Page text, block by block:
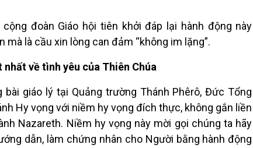
đoàn Giáo hội tiên khởi đáp lại hành động này
là cầu xin lòng can đảm “không im lặng”.
về tình yêu của Thiên Chúa
giáo lý tại Quảng trường Thánh Phêrô, Đức Tổng
Hy vọng với niềm hy vọng đích thực, không gắn liền
Nazareth. Niềm hy vọng này mời gọi chúng ta hãy
dẫn, làm chứng nhân cho Người bằng hành động